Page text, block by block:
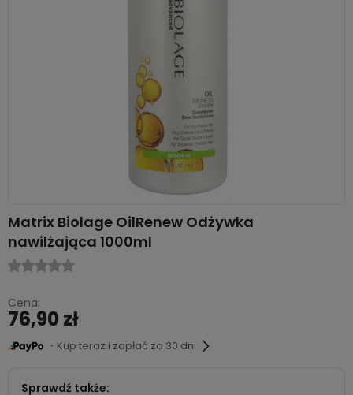
Matrix Biolage OilRenew Odżywka
nawilżająca 1000ml
Cena:
76,90 zł
・Kup teraz i zapłać za 30 dni
Sprawdź także: